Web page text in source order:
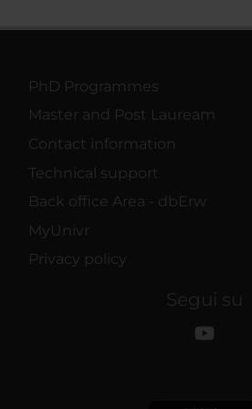
PhD Programmes
Master and Post Lauream
Contact information
Technical support
Back office Area - dbErw
MyUnivr
Privacy policy
Segui su